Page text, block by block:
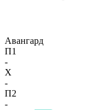
Авангард
П1
-
X
-
П2
-